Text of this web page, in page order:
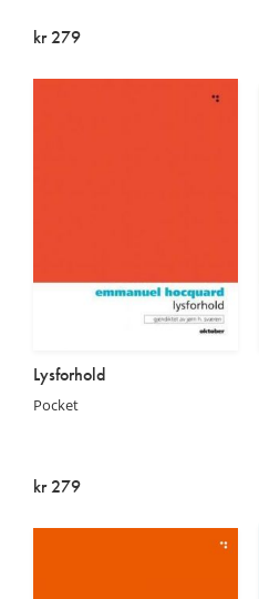
kr 279
Lysforhold
Pocket
kr 279